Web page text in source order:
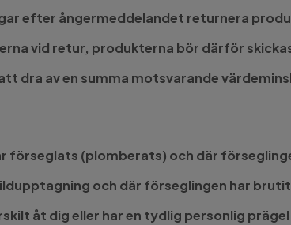
efter ångermeddelandet returnera
vid retur, produkterna bör därför
dra av en summa motsvarande
förseglats (plomberats) och där
och där förseglingen har
åt dig eller har en tydlig personlig